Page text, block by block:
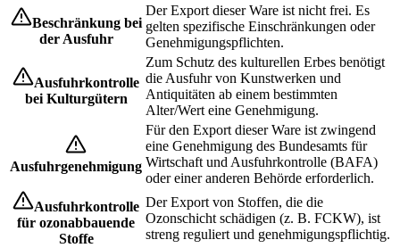
Beschränkung bei
der Ausfuhr
Der Export dieser Ware ist nicht frei. Es
gelten spezifische Einschränkungen oder
Genehmigungspflichten.
Ausfuhrkontrolle
bei Kulturgütern
Zum Schutz des kulturellen Erbes benötigt
die Ausfuhr von Kunstwerken und
Antiquitäten ab einem bestimmten
Alter/Wert eine Genehmigung.
Ausfuhrgenehmigung
Für den Export dieser Ware ist zwingend
eine Genehmigung des Bundesamts für
Wirtschaft und Ausfuhrkontrolle (BAFA)
oder einer anderen Behörde erforderlich.
Ausfuhrkontrolle
für ozonabbauende
Stoffe
Der Export von Stoffen, die die
Ozonschicht schädigen (z. B. FCKW), ist
streng reguliert und genehmigungspflichtig.